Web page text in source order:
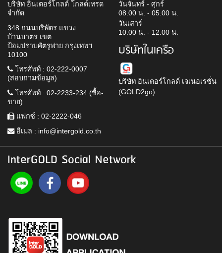
บริษัท อินเตอร์โกลด์ โกลด์เทรด
จำกัด
348 ถนนบริพัตร แขวง
บ้านบาตร เขต
ป้อมปราบศัตรูพ่าย กรุงเทพฯ
10100
โทรศัพท์ : 02-222-0007
(สอบถามข้อมูล)
โทรศัพท์ : 02-2233-234 (ซื้อ-
ขาย)
แฟกซ์ : 02-2222-046
อีเมล : info@intergold.co.th
วันจันทร์ - ศุกร์
08.00 น. - 05.00 น.
วันเสาร์
10.00 น. - 12.00 น.
บริษัทในเครือ
บริษัท อินเตอร์โกลด์ เจเนอเรชั่น
(GOLD2go)
InterGOLD Social Network